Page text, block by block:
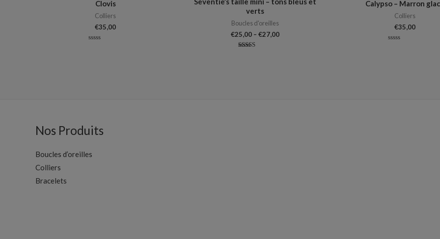
Clovis
Colliers
€35,00
verts
Boucles d'oreilles
€25,00 – €27,00
Calypso – Marron
Colliers
€35,00
Nos Produits
Boucles d’oreilles
Colliers
Bracelets